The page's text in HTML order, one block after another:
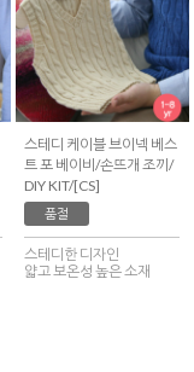
스테디 케이블 브이넥 베스
트 포 베이비/손뜨개 조끼/
DIY KIT/[CS]
품절
스테디한 디자인
얇고 보온성 높은 소재